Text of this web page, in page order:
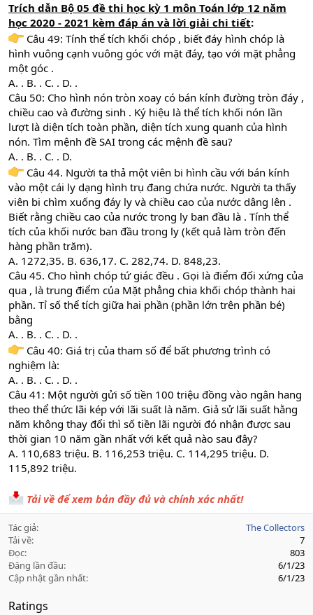
Trích dẫn Bộ 05 đề thi học kỳ 1 môn Toán lớp 12 năm
học 2020 - 2021 kèm đáp án và lời giải chi tiết:
Câu 49: Tính thể tích khối chóp , biết đáy hình chóp là
hình vuông cạnh vuông góc với mặt đáy, tạo với mặt phẳng
một góc .
A. . B. . C. . D. .
Câu 50: Cho hình nón tròn xoay có bán kính đường tròn đáy ,
chiều cao và đường sinh . Ký hiệu là thể tích khối nón lần
lượt là diện tích toàn phần, diện tích xung quanh của hình
nón. Tìm mệnh đề SAI trong các mệnh đề sau?
A. . B. . C. . D.
Câu 44. Người ta thả một viên bi hình cầu với bán kính
vào một cái ly dạng hình trụ đang chứa nước. Người ta thấy
viên bi chìm xuống đáy ly và chiều cao của nước dâng lên .
Biết rằng chiều cao của nước trong ly ban đầu là . Tính thể
tích của khối nước ban đầu trong ly (kết quả làm tròn đến
hàng phần trăm).
A. 1272,35. B. 636,17. C. 282,74. D. 848,23.
Câu 45. Cho hình chóp tứ giác đều . Gọi là điểm đối xứng của
qua , là trung điểm của Mặt phẳng chia khối chóp thành hai
phần. Tỉ số thể tích giữa hai phần (phần lớn trên phần bé)
bằng
A. . B. . C. . D. .
Câu 40: Giá trị của tham số để bất phương trình có
nghiệm là:
A. . B. . C. . D. .
Câu 41: Một người gửi số tiền 100 triệu đồng vào ngân hang
theo thể thức lãi kép với lãi suất là năm. Giả sử lãi suất hằng
năm không thay đổi thì số tiền lãi người đó nhận được sau
thời gian 10 năm gần nhất với kết quả nào sau đây?
A. 110,683 triệu. B. 116,253 triệu. C. 114,295 triệu. D.
115,892 triệu.
Tải về để xem bản đầy đủ và chính xác nhất!
Tác giả
The Collectors
Tải về
7
Đọc
803
Đăng lần đầu
6/1/23
Cập nhật gần nhất
6/1/23
Ratings